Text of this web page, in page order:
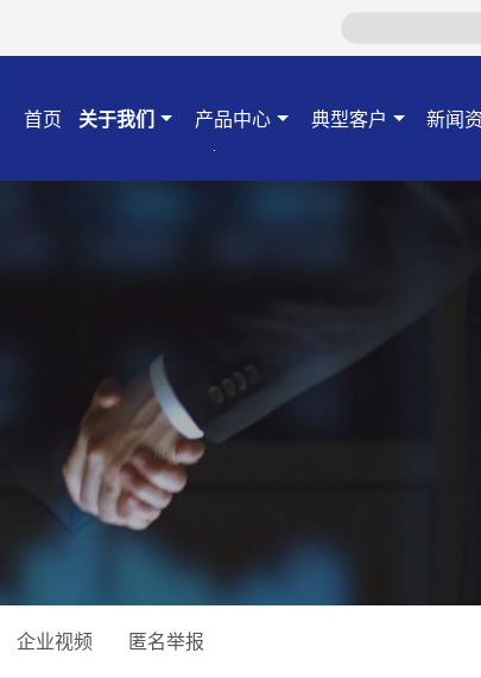
首页 关于我们 产品中心 典型客户 新闻
企业视频 匿名举报